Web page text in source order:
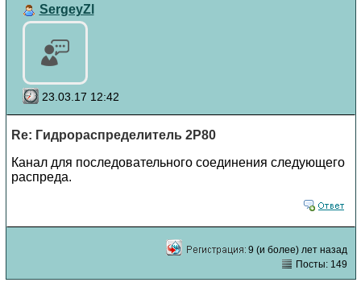
SergeyZl
23.03.17 12:42
Re: Гидрораспределитель 2Р80
Канал для последовательного соединения следующего
распреда.
9 (и более) лет назад
Посты: 149